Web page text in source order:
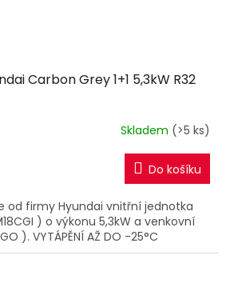
Carbon Grey 1+1 5,3kW R32
Skladem (>5 ks)
Do košíku
od firmy Hyundai vnitřní jednotka
) o výkonu 5,3kW a venkovní
). VYTÁPĚNÍ AŽ DO -25°C